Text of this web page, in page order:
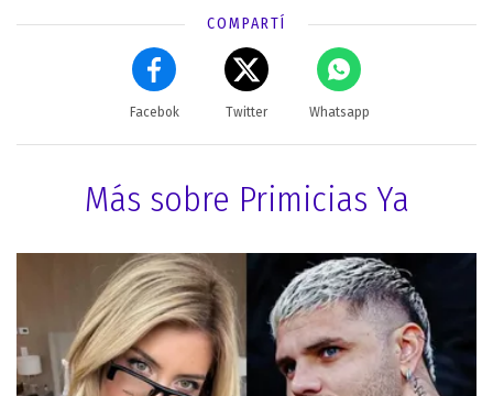
COMPARTÍ
Facebok Twitter Whatsapp
Más sobre Primicias Ya